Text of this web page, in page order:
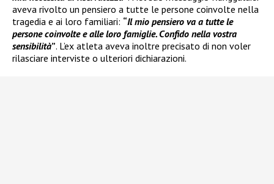
aveva rivolto un pensiero a tutte le persone coinvolte nella
tragedia e ai loro familiari: “Il mio pensiero va a tutte le
persone coinvolte e alle loro famiglie. Confido nella vostra
sensibilità”. L’ex atleta aveva inoltre precisato di non voler
rilasciare interviste o ulteriori dichiarazioni.